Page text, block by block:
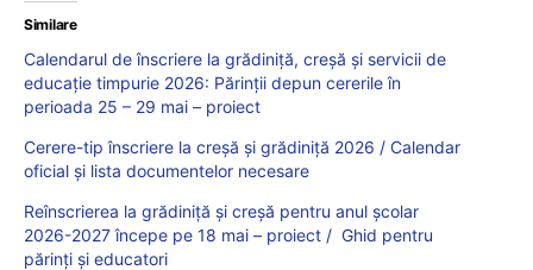
Similare
Calendarul de înscriere la grădiniță, creșă și servicii de
educație timpurie 2026: Părinții depun cererile în
perioada 25 – 29 mai – proiect
Cerere-tip înscriere la creșă și grădiniță 2026 / Calendar
oficial și lista documentelor necesare
Reînscrierea la grădiniță și creșă pentru anul școlar
2026-2027 începe pe 18 mai – proiect / Ghid pentru
părinți și educatori